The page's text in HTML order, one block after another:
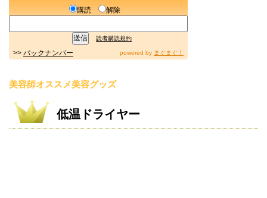
購読 解除
読者購読規約
>> バックナンバー powered by まぐまぐ！
美容師オススメ美容グッズ
低温ドライヤー